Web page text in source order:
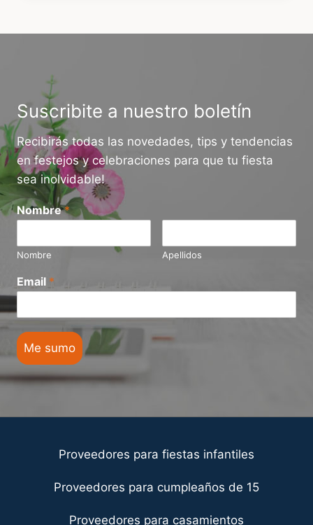
Suscribite a nuestro boletín
Recibirás todas las novedades, tips y tendencias
en festejos y celebraciones para que tu fiesta
sea inolvidable!
Nombre*
Nombre Apellidos
Email *
Me sumo
Proveedores para fiestas infantiles
Proveedores para cumpleaños de 15
Proveedores para casamientos